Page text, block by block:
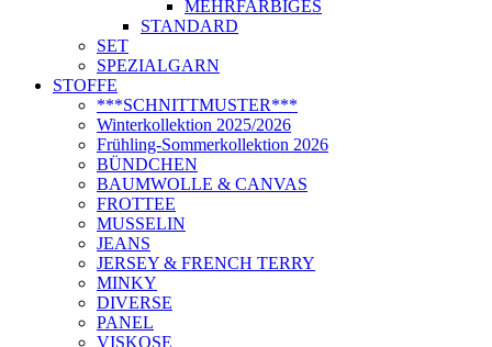
MEHRFARBIGES
STANDARD
SET
SPEZIALGARN
STOFFE
***SCHNITTMUSTER***
Winterkollektion 2025/2026
Frühling-Sommerkollektion 2026
BÜNDCHEN
BAUMWOLLE & CANVAS
FROTTEE
MUSSELIN
JEANS
JERSEY & FRENCH TERRY
MINKY
DIVERSE
PANEL
VISKOSE